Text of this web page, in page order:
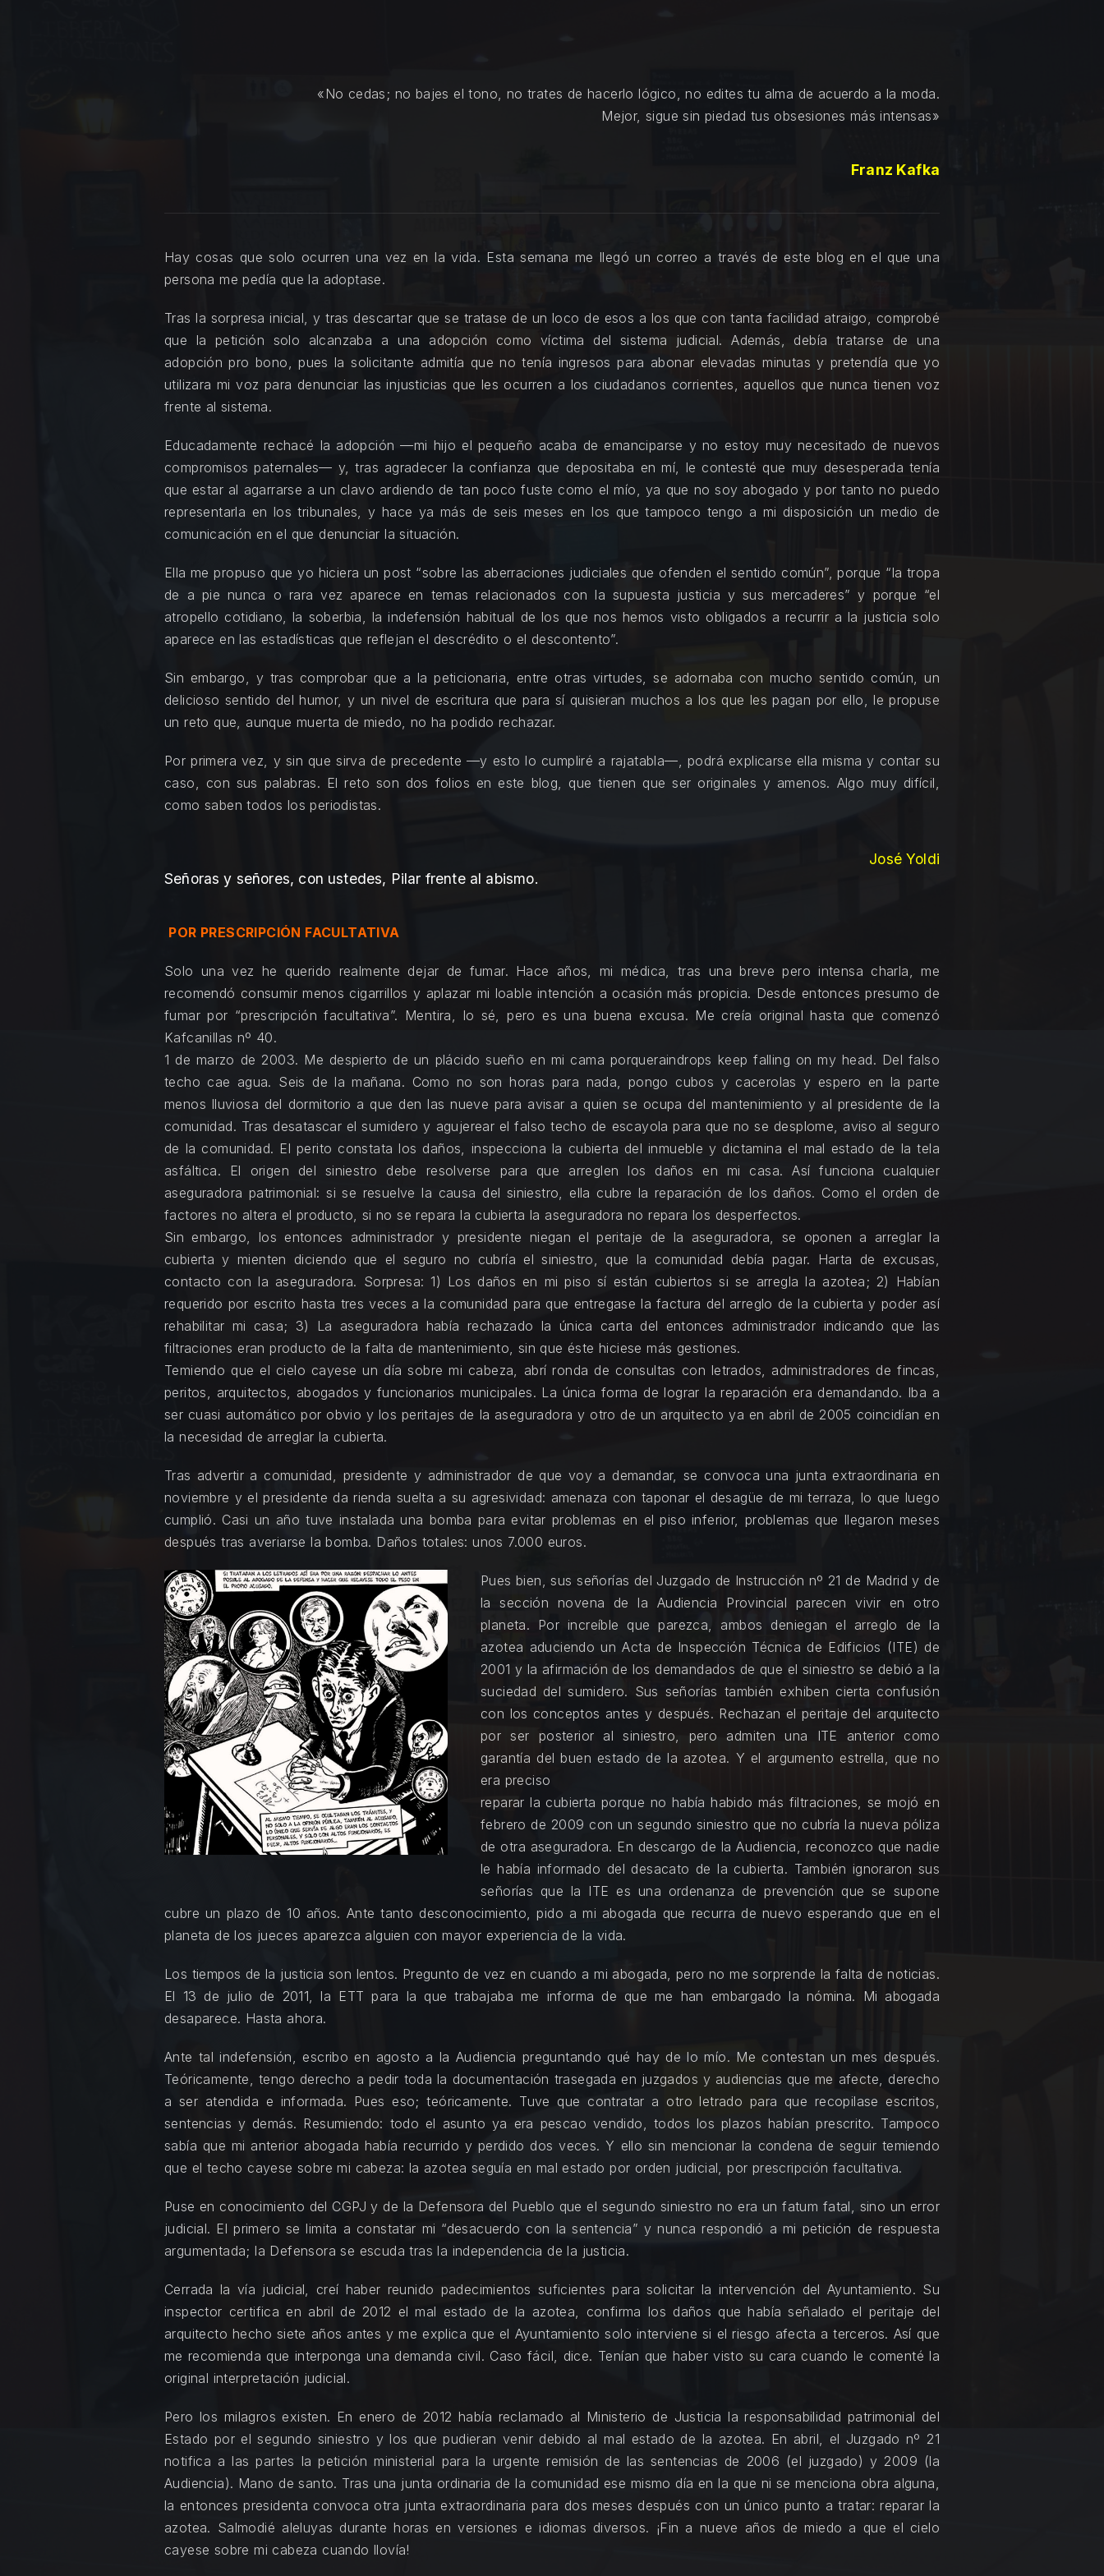
«No cedas; no bajes el tono, no trates de hacerlo lógico, no edites tu alma de acuerdo a la moda.
Mejor, sigue sin piedad tus obsesiones más intensas»
Franz Kafka
Hay cosas que solo ocurren una vez en la vida. Esta semana me llegó un correo a través de este blog en el que una
persona me pedía que la adoptase.
Tras la sorpresa inicial, y tras descartar que se tratase de un loco de esos a los que con tanta facilidad atraigo, comprobé
que la petición solo alcanzaba a una adopción como víctima del sistema judicial. Además, debía tratarse de una
adopción pro bono, pues la solicitante admitía que no tenía ingresos para abonar elevadas minutas y pretendía que yo
utilizara mi voz para denunciar las injusticias que les ocurren a los ciudadanos corrientes, aquellos que nunca tienen voz
frente al sistema.
Educadamente rechacé la adopción —mi hijo el pequeño acaba de emanciparse y no estoy muy necesitado de nuevos
compromisos paternales— y, tras agradecer la confianza que depositaba en mí, le contesté que muy desesperada tenía
que estar al agarrarse a un clavo ardiendo de tan poco fuste como el mío, ya que no soy abogado y por tanto no puedo
representarla en los tribunales, y hace ya más de seis meses en los que tampoco tengo a mi disposición un medio de
comunicación en el que denunciar la situación.
Ella me propuso que yo hiciera un post “sobre las aberraciones judiciales que ofenden el sentido común”, porque “la tropa
de a pie nunca o rara vez aparece en temas relacionados con la supuesta justicia y sus mercaderes” y porque “el
atropello cotidiano, la soberbia, la indefensión habitual de los que nos hemos visto obligados a recurrir a la justicia solo
aparece en las estadísticas que reflejan el descrédito o el descontento”.
Sin embargo, y tras comprobar que a la peticionaria, entre otras virtudes, se adornaba con mucho sentido común, un
delicioso sentido del humor, y un nivel de escritura que para sí quisieran muchos a los que les pagan por ello, le propuse
un reto que, aunque muerta de miedo, no ha podido rechazar.
Por primera vez, y sin que sirva de precedente —y esto lo cumpliré a rajatabla—, podrá explicarse ella misma y contar su
caso, con sus palabras. El reto son dos folios en este blog, que tienen que ser originales y amenos. Algo muy difícil,
como saben todos los periodistas.
José Yoldi
Señoras y señores, con ustedes, Pilar frente al abismo.
POR PRESCRIPCIÓN FACULTATIVA
Solo una vez he querido realmente dejar de fumar. Hace años, mi médica, tras una breve pero intensa charla, me
recomendó consumir menos cigarrillos y aplazar mi loable intención a ocasión más propicia. Desde entonces presumo de
fumar por “prescripción facultativa”. Mentira, lo sé, pero es una buena excusa. Me creía original hasta que comenzó
Kafcanillas nº 40.
1 de marzo de 2003. Me despierto de un plácido sueño en mi cama porqueraindrops keep falling on my head. Del falso
techo cae agua. Seis de la mañana. Como no son horas para nada, pongo cubos y cacerolas y espero en la parte
menos lluviosa del dormitorio a que den las nueve para avisar a quien se ocupa del mantenimiento y al presidente de la
comunidad. Tras desatascar el sumidero y agujerear el falso techo de escayola para que no se desplome, aviso al seguro
de la comunidad. El perito constata los daños, inspecciona la cubierta del inmueble y dictamina el mal estado de la tela
asfáltica. El origen del siniestro debe resolverse para que arreglen los daños en mi casa. Así funciona cualquier
aseguradora patrimonial: si se resuelve la causa del siniestro, ella cubre la reparación de los daños. Como el orden de
factores no altera el producto, si no se repara la cubierta la aseguradora no repara los desperfectos.
Sin embargo, los entonces administrador y presidente niegan el peritaje de la aseguradora, se oponen a arreglar la
cubierta y mienten diciendo que el seguro no cubría el siniestro, que la comunidad debía pagar. Harta de excusas,
contacto con la aseguradora. Sorpresa: 1) Los daños en mi piso sí están cubiertos si se arregla la azotea; 2) Habían
requerido por escrito hasta tres veces a la comunidad para que entregase la factura del arreglo de la cubierta y poder así
rehabilitar mi casa; 3) La aseguradora había rechazado la única carta del entonces administrador indicando que las
filtraciones eran producto de la falta de mantenimiento, sin que éste hiciese más gestiones.
Temiendo que el cielo cayese un día sobre mi cabeza, abrí ronda de consultas con letrados, administradores de fincas,
peritos, arquitectos, abogados y funcionarios municipales. La única forma de lograr la reparación era demandando. Iba a
ser cuasi automático por obvio y los peritajes de la aseguradora y otro de un arquitecto ya en abril de 2005 coincidían en
la necesidad de arreglar la cubierta.
Tras advertir a comunidad, presidente y administrador de que voy a demandar, se convoca una junta extraordinaria en
noviembre y el presidente da rienda suelta a su agresividad: amenaza con taponar el desagüe de mi terraza, lo que luego
cumplió. Casi un año tuve instalada una bomba para evitar problemas en el piso inferior, problemas que llegaron meses
después tras averiarse la bomba. Daños totales: unos 7.000 euros.
Pues bien, sus señorías del Juzgado de Instrucción nº 21 de Madrid y de
la sección novena de la Audiencia Provincial parecen vivir en otro
planeta. Por increíble que parezca, ambos deniegan el arreglo de la
azotea aduciendo un Acta de Inspección Técnica de Edificios (ITE) de
2001 y la afirmación de los demandados de que el siniestro se debió a la
suciedad del sumidero. Sus señorías también exhiben cierta confusión
con los conceptos antes y después. Rechazan el peritaje del arquitecto
por ser posterior al siniestro, pero admiten una ITE anterior como
garantía del buen estado de la azotea. Y el argumento estrella, que no
era preciso
reparar la cubierta porque no había habido más filtraciones, se mojó en
febrero de 2009 con un segundo siniestro que no cubría la nueva póliza
de otra aseguradora. En descargo de la Audiencia, reconozco que nadie
le había informado del desacato de la cubierta. También ignoraron sus
señorías que la ITE es una ordenanza de prevención que se supone
cubre un plazo de 10 años. Ante tanto desconocimiento, pido a mi abogada que recurra de nuevo esperando que en el
planeta de los jueces aparezca alguien con mayor experiencia de la vida.
Los tiempos de la justicia son lentos. Pregunto de vez en cuando a mi abogada, pero no me sorprende la falta de noticias.
El 13 de julio de 2011, la ETT para la que trabajaba me informa de que me han embargado la nómina. Mi abogada
desaparece. Hasta ahora.
Ante tal indefensión, escribo en agosto a la Audiencia preguntando qué hay de lo mío. Me contestan un mes después.
Teóricamente, tengo derecho a pedir toda la documentación trasegada en juzgados y audiencias que me afecte, derecho
a ser atendida e informada. Pues eso; teóricamente. Tuve que contratar a otro letrado para que recopilase escritos,
sentencias y demás. Resumiendo: todo el asunto ya era pescao vendido, todos los plazos habían prescrito. Tampoco
sabía que mi anterior abogada había recurrido y perdido dos veces. Y ello sin mencionar la condena de seguir temiendo
que el techo cayese sobre mi cabeza: la azotea seguía en mal estado por orden judicial, por prescripción facultativa.
Puse en conocimiento del CGPJ y de la Defensora del Pueblo que el segundo siniestro no era un fatum fatal, sino un error
judicial. El primero se limita a constatar mi “desacuerdo con la sentencia” y nunca respondió a mi petición de respuesta
argumentada; la Defensora se escuda tras la independencia de la justicia.
Cerrada la vía judicial, creí haber reunido padecimientos suficientes para solicitar la intervención del Ayuntamiento. Su
inspector certifica en abril de 2012 el mal estado de la azotea, confirma los daños que había señalado el peritaje del
arquitecto hecho siete años antes y me explica que el Ayuntamiento solo interviene si el riesgo afecta a terceros. Así que
me recomienda que interponga una demanda civil. Caso fácil, dice. Tenían que haber visto su cara cuando le comenté la
original interpretación judicial.
Pero los milagros existen. En enero de 2012 había reclamado al Ministerio de Justicia la responsabilidad patrimonial del
Estado por el segundo siniestro y los que pudieran venir debido al mal estado de la azotea. En abril, el Juzgado nº 21
notifica a las partes la petición ministerial para la urgente remisión de las sentencias de 2006 (el juzgado) y 2009 (la
Audiencia). Mano de santo. Tras una junta ordinaria de la comunidad ese mismo día en la que ni se menciona obra alguna,
la entonces presidenta convoca otra junta extraordinaria para dos meses después con un único punto a tratar: reparar la
azotea. Salmodié aleluyas durante horas en versiones e idiomas diversos. ¡Fin a nueve años de miedo a que el cielo
cayese sobre mi cabeza cuando llovía!